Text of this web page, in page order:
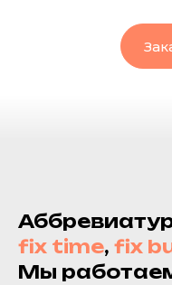
fix time, fix
Мы